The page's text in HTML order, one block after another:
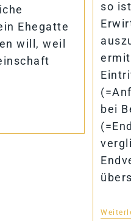
Ehegatte
will, weil
so
bei